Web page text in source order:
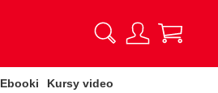
Ebooki Kursy video